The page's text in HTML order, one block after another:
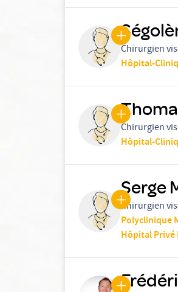
Chirurgien
Hôpital-
Chirurgien
Hôpital-
Serge
Chirurgien
Polyclinique
Hôpital